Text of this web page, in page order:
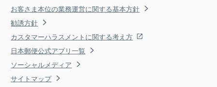
お客さま本位の業務運営に関する基本方針
勧誘方針
カスタマーハラスメントに関する考え方
日本郵便公式アプリ一覧
ソーシャルメディア
サイトマップ